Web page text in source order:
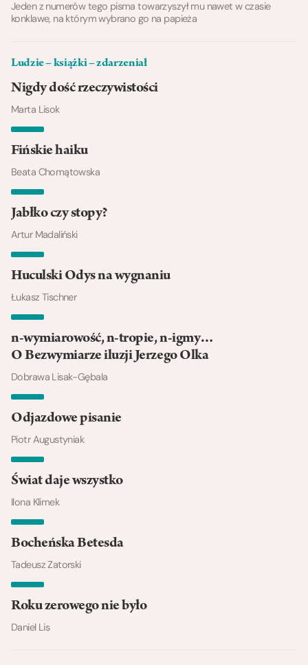
Jeden z numerów tego pisma towarzyszył mu nawet w czasie
konklawe, na którym wybrano go na papieża
Ludzie – książki – zdarzeniał
Nigdy dość rzeczywistości
Marta Lisok
Fińskie haiku
Beata Chomątowska
Jabłko czy stopy?
Artur Madaliński
Huculski Odys na wygnaniu
Łukasz Tischner
n-wymiarowość, n-tropie, n-igmy…
O Bezwymiarze iluzji Jerzego Olka
Dobrawa Lisak-Gębala
Odjazdowe pisanie
Piotr Augustyniak
Świat daje wszystko
Ilona Klimek
Bocheńska Betesda
Tadeusz Zatorski
Roku zerowego nie było
Daniel Lis